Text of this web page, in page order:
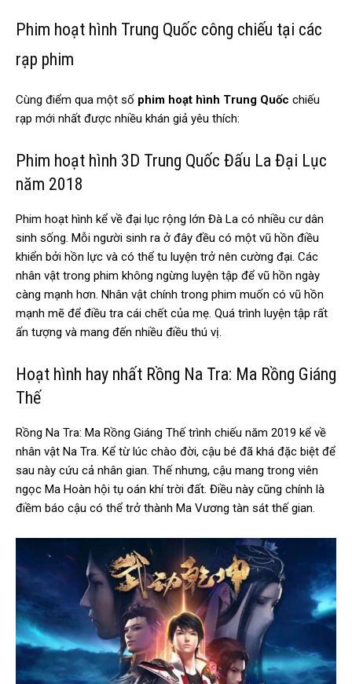
Phim hoạt hình Trung Quốc công chiếu tại các
rạp phim
Cùng điểm qua một số phim hoạt hình Trung Quốc chiếu
rạp mới nhất được nhiều khán giả yêu thích:
Phim hoạt hình 3D Trung Quốc Đấu La Đại Lục
năm 2018
Phim hoạt hình kể về đại lục rộng lớn Đà La có nhiều cư dân
sinh sống. Mỗi người sinh ra ở đây đều có một vũ hồn điều
khiển bởi hồn lực và có thể tu luyện trở nên cường đại. Các
nhân vật trong phim không ngừng luyện tập để vũ hồn ngày
càng mạnh hơn. Nhân vật chính trong phim muốn có vũ hồn
mạnh mẽ để điều tra cái chết của mẹ. Quá trình luyện tập rất
ấn tượng và mang đến nhiều điều thú vị.
Hoạt hình hay nhất Rồng Na Tra: Ma Rồng Giáng
Thế
Rồng Na Tra: Ma Rồng Giáng Thế trình chiếu năm 2019 kể về
nhân vật Na Tra. Kể từ lúc chào đời, cậu bé đã khá đặc biệt để
sau này cứu cả nhân gian. Thế nhưng, cậu mang trong viên
ngọc Ma Hoàn hội tụ oán khí trời đất. Điều này cũng chính là
điềm báo cậu có thể trở thành Ma Vương tàn sát thế gian.